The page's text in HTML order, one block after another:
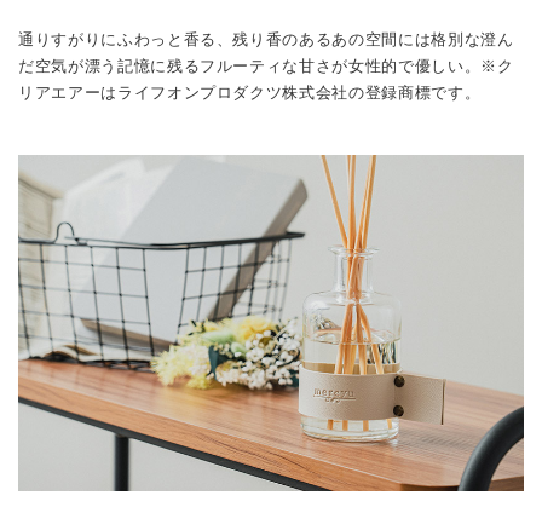
通りすがりにふわっと香る、残り香のあるあの空間には格別な澄ん
だ空気が漂う記憶に残るフルーティな甘さが女性的で優しい。※ク
リアエアーはライフオンプロダクツ株式会社の登録商標です。